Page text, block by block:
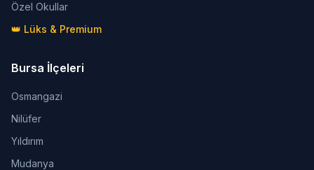
Özel Okullar
👑 Lüks & Premium
Bursa İlçeleri
Osmangazi
Nilüfer
Yıldırım
Mudanya